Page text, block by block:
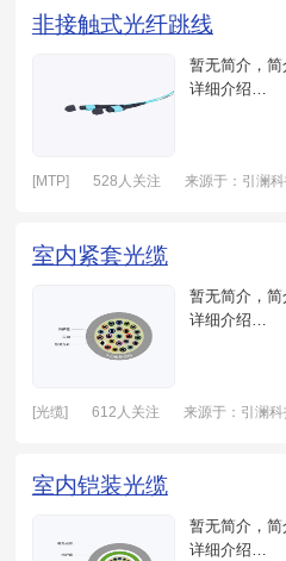
非接触式光纤跳线
暂无简介，
详细介绍…
[MTP] 528人关注 来源于：引澜
室内紧套光缆
暂无简介，
详细介绍…
[光缆] 612人关注 来源于：引澜科
室内铠装光缆
暂无简介，
详细介绍…